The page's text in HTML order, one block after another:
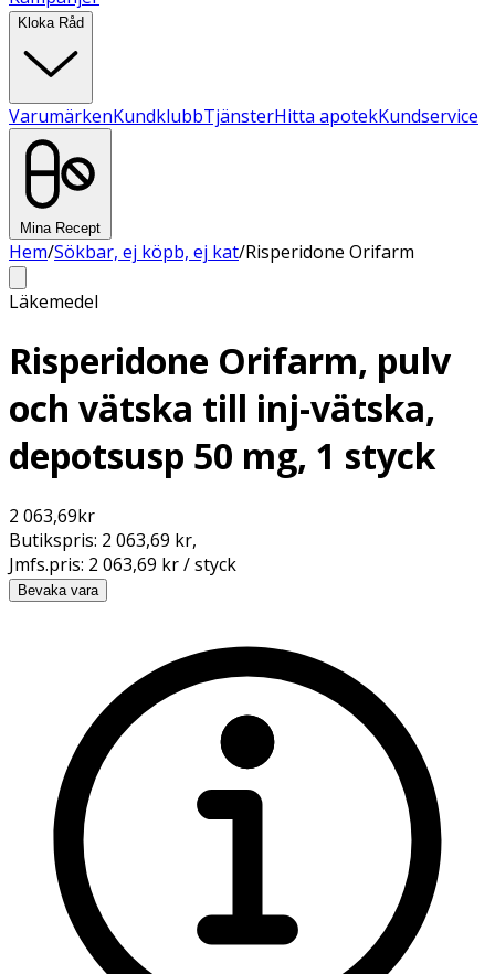
Kloka Råd
VarumärkenKundklubbTjänsterHitta apotekKundservice
Mina Recept
Hem/Sökbar, ej köpb, ej kat/Risperidone Orifarm
Läkemedel
Risperidone Orifarm, pulv
och vätska till inj-vätska,
depotsusp 50 mg, 1 styck
2 063,69kr
Butikspris: 2 063,69 kr,
Jmfs.pris: 2 063,69 kr / styck
Bevaka vara